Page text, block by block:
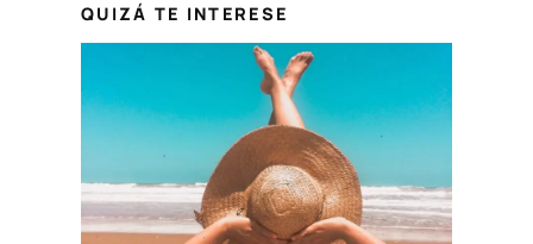
QUIZÁ TE INTERESE